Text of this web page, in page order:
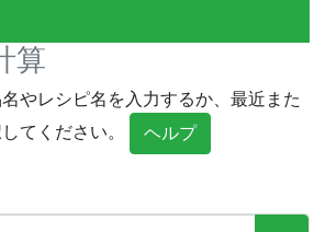
算
やレシピ名を入力するか、最近また
てください。
ヘルプ